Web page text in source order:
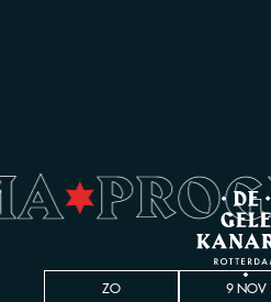
•
ZO 9 NOV